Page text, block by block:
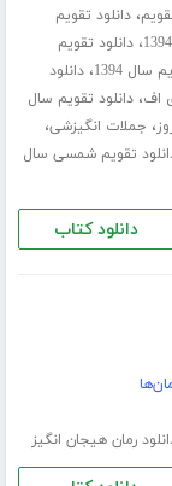
،دانلود تقویم
،دانلود تقویم
سال 1394 ،دانلود
،دانلود تقویم سال
، جملات انگیزشی،
تقویم شمسی سال
دانلود کتاب
رمان هیجان انگیز